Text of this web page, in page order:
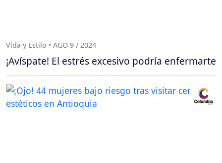
Vida y Estilo • AGO 9 / 2024
¡Avíspate! El estrés excesivo podría enfermarte